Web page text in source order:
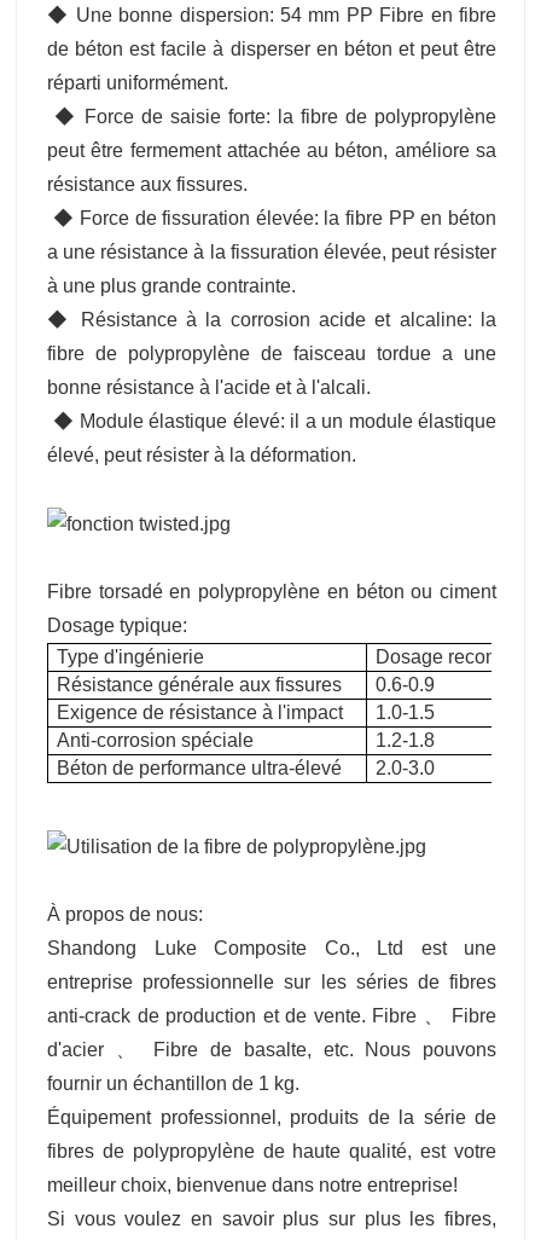
◆ Une bonne dispersion: 54 mm PP Fibre en fibre
de béton est facile à disperser en béton et peut être
réparti uniformément.
‌ ◆ Force de saisie forte: la fibre de polypropylène
peut être fermement attachée au béton, améliore sa
résistance aux fissures.
‌ ◆ Force de fissuration élevée: la fibre PP en béton
a une résistance à la fissuration élevée, peut résister
à une plus grande contrainte.
◆ Résistance à la corrosion acide et alcaline: la
fibre de polypropylène de faisceau tordue a une
bonne résistance à l'acide et à l'alcali.
‌ ◆ Module élastique élevé: il a un module élastique
élevé, peut résister à la déformation.
Fibre torsadé en polypropylène en béton ou ciment
Dosage typique:
Type d'ingénierie
Dosage
Résistance générale aux fissures
0.6-0.9
Exigence de résistance à l'impact
1.0-1.5
Anti-corrosion spéciale
1.2-1.8
Béton de performance ultra-élevé
2.0-3.0
À propos de nous:
Shandong Luke Composite Co., Ltd est une
entreprise professionnelle sur les séries de fibres
anti-crack de production et de vente. Fibre 、 Fibre
d'acier 、 Fibre de basalte, etc. Nous pouvons
fournir un échantillon de 1 kg.
Équipement professionnel, produits de la série de
fibres de polypropylène de haute qualité, est votre
meilleur choix, bienvenue dans notre entreprise!
Si vous voulez en savoir plus sur plus les fibres,